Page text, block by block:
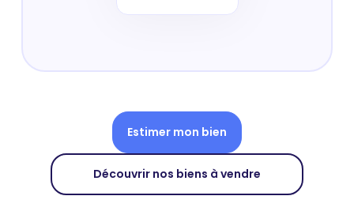
Estimer mon bien
Découvrir nos biens à vendre